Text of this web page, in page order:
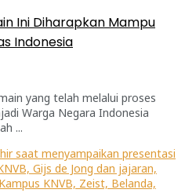
Ini Diharapkan Mampu
Indonesia
yang telah melalui proses
Warga Negara Indonesia
...